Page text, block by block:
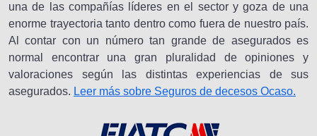
una de las compañías líderes en el sector y goza de una
enorme trayectoria tanto dentro como fuera de nuestro país.
Al contar con un número tan grande de asegurados es
normal encontrar una gran pluralidad de opiniones y
valoraciones según las distintas experiencias de sus
asegurados. Leer más sobre Seguros de decesos Ocaso.